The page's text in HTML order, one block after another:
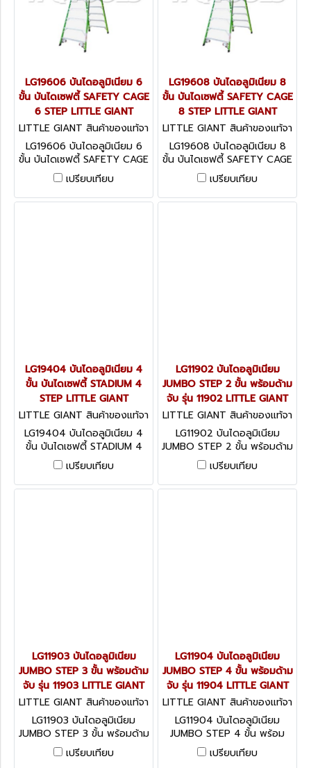
LG19606 บันไดอลูมิเนียม 6
ขั้น บันไดเซฟตี้ SAFETY CAGE
6 STEP LITTLE GIANT
LITTLE GIANT สินค้าของแท้จา
กโรงงานผู้ผลิต LG19606
LG19606 บันไดอลูมิเนียม 6
ขั้น บันไดเซฟตี้ SAFETY CAGE
6 STEP LITTLE GIANT
เปรียบเทียบ
LG19608 บันไดอลูมิเนียม 8
ขั้น บันไดเซฟตี้ SAFETY CAGE
8 STEP LITTLE GIANT
LITTLE GIANT สินค้าของแท้จา
กโรงงานผู้ผลิต LG19608
LG19608 บันไดอลูมิเนียม 8
ขั้น บันไดเซฟตี้ SAFETY CAGE
8 STEP LITTLE GIANT
เปรียบเทียบ
LG19404 บันไดอลูมิเนียม 4
ขั้น บันไดเซฟตี้ STADIUM 4
STEP LITTLE GIANT
LITTLE GIANT สินค้าของแท้จา
กโรงงานผู้ผลิต LG19404
LG19404 บันไดอลูมิเนียม 4
ขั้น บันไดเซฟตี้ STADIUM 4
STEP LITTLE GIANT
เปรียบเทียบ
LG11902 บันไดอลูมิเนียม
JUMBO STEP 2 ขั้น พร้อมด้าม
จับ รุ่น 11902 LITTLE GIANT
LITTLE GIANT สินค้าของแท้จา
กโรงงานผู้ผลิต LG11902
LG11902 บันไดอลูมิเนียม
JUMBO STEP 2 ขั้น พร้อมด้าม
จับ รุ่น 11902 LITTLE GIANT
เปรียบเทียบ
LG11903 บันไดอลูมิเนียม
JUMBO STEP 3 ขั้น พร้อมด้าม
จับ รุ่น 11903 LITTLE GIANT
LITTLE GIANT สินค้าของแท้จา
กโรงงานผู้ผลิต LG11903
LG11903 บันไดอลูมิเนียม
JUMBO STEP 3 ขั้น พร้อมด้าม
จับ รุ่น 11903 LITTLE GIANT
เปรียบเทียบ
LG11904 บันไดอลูมิเนียม
JUMBO STEP 4 ขั้น พร้อมด้าม
จับ รุ่น 11904 LITTLE GIANT
LITTLE GIANT สินค้าของแท้จา
กโรงงานผู้ผลิต LG11904
LG11904 บันไดอลูมิเนียม
JUMBO STEP 4 ขั้น พร้อม
ด้ามจับ รุ่น 11904 LITTLE
GIANT
เปรียบเทียบ